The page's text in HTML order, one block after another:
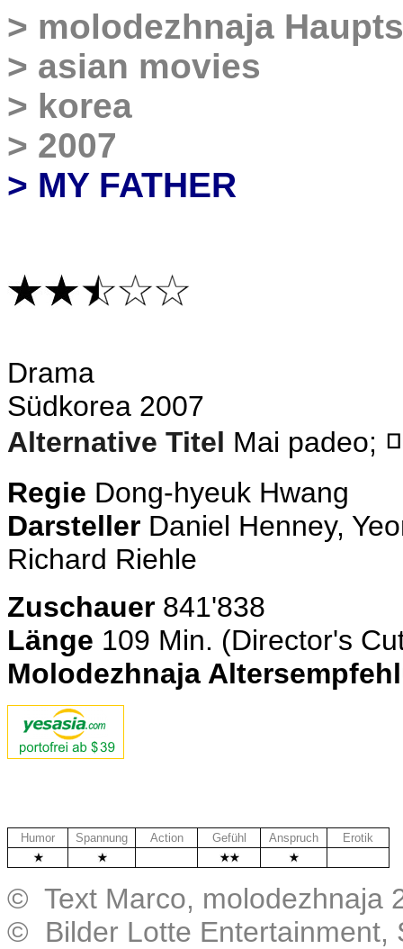
> molodezhnaja
> asian movies
> korea
> 2007
> MY FATHER
Drama
Südkorea 2007
Alternative Titel Mai padeo;
Regie Dong-hyeuk Hwang
Darsteller Daniel Henney,
Richard Riehle
Zuschauer 841'838
Länge 109 Min. (Director's
Molodezhnaja
Humor Spannung Action Gefühl Anspruch
Erotik
© Text Marco, molodezhnaja
© Bilder Lotte Entertainment,